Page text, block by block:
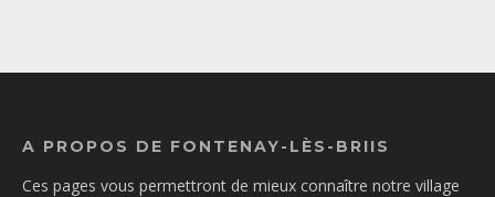
A PROPOS DE FONTENAY-LÈS-BRIIS
Ces pages vous permettront de mieux connaître notre village